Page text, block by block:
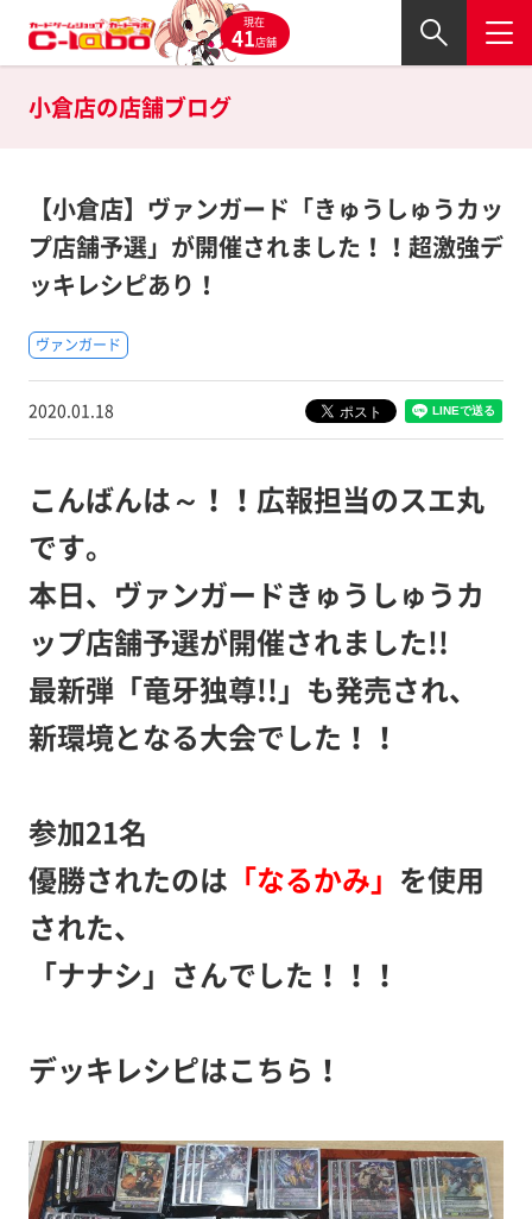
現在
41店舗
小倉店の店舗ブログ
【小倉店】ヴァンガード「きゅうしゅうカッ
プ店舗予選」が開催されました！！超激強デ
ッキレシピあり！
ヴァンガード
2020.01.18
こんばんは～！！広報担当のスエ丸
です。
本日、ヴァンガードきゅうしゅうカ
ップ店舗予選が開催されました!!
最新弾「竜牙独尊!!」も発売され、
新環境となる大会でした！！
参加21名
優勝されたのは 「なるかみ」 を使用
された、
「ナナシ」さんでした！！！
デッキレシピはこちら！